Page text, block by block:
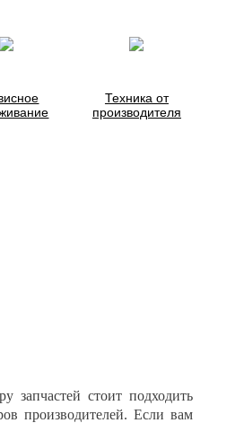
Техника от
производителя
запчастей стоит подходить
производителей. Если вам